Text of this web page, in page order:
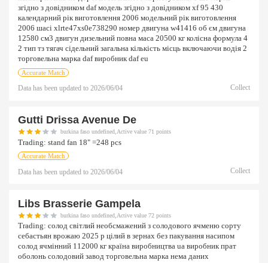
згідно з довідником daf модель згідно з довідником xf 95 430
календарний рік виготовлення 2006 модельний рік виготовлення
2006 шасі xlrte47xs0e738290 номер двигуна w41416 об єм двигуна
12580 см3 двигун дизельний повна маса 20500 кг колісна формула 4
2 тип тз тягач сідельний загальна кількість місць включаючи водія 2
торговельна марка daf виробник daf eu
Accurate Match
Data has been updated to 2026/06/04 Collect
Gutti Drissa Avenue De
burkina faso undefined,Active value 71 points
Trading: stand fan 18" =248 pcs
Accurate Match
Data has been updated to 2026/06/04 Collect
Libs Brasserie Gampela
burkina faso undefined,Active value 72 points
Trading: солод світлий необсмажений з солодового ячменю сорту
себастьян врожаю 2025 р цілий в зернах без пакування насипом
солод ячмінний 112000 кг країна виробництва ua виробник прат
оболонь солодовий завод торговельна марка нема даних